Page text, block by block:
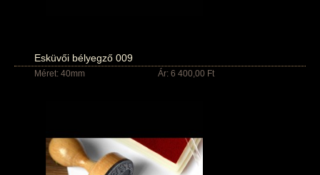
Esküvői bélyegző 009
Méret: 40mm Ár: 6 400,00 Ft